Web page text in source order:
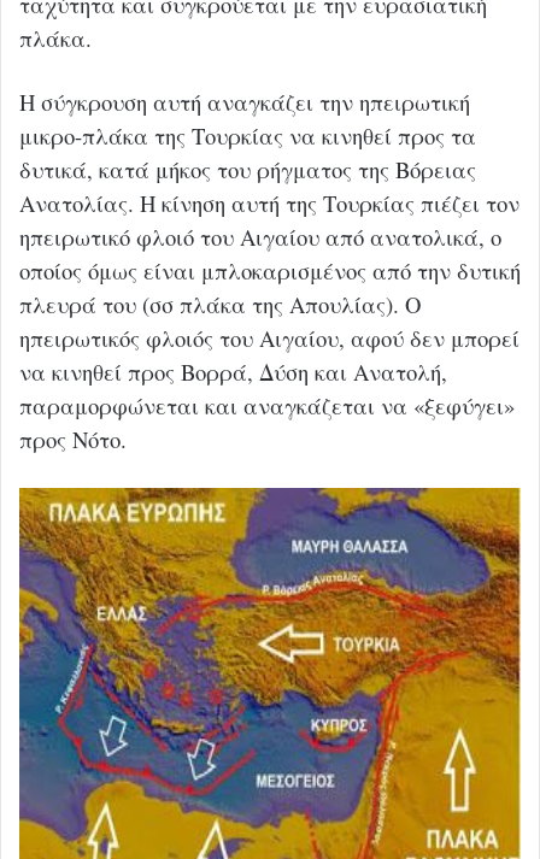
πλάκα.
Η σύγκρουση αυτή αναγκάζει την ηπειρωτική
μικρο-πλάκα της Τουρκίας να κινηθεί προς τα
δυτικά, κατά μήκος του ρήγματος της Βόρειας
Ανατολίας. Η κίνηση αυτή της Τουρκίας πιέζει τον
ηπειρωτικό φλοιό του Αιγαίου από ανατολικά, ο
οποίος όμως είναι μπλοκαρισμένος από την δυτική
πλευρά του (σσ πλάκα της Απουλίας). Ο
ηπειρωτικός φλοιός του Αιγαίου, αφού δεν μπορεί
να κινηθεί προς Βορρά, Δύση και Ανατολή,
παραμορφώνεται και αναγκάζεται να «ξεφύγει»
προς Νότο.